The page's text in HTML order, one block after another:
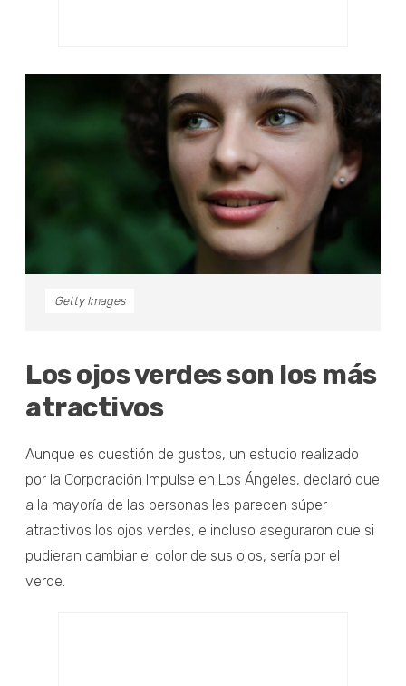
Getty Images
Los ojos verdes son los más
atractivos
Aunque es cuestión de gustos, un estudio realizado
por la Corporación Impulse en Los Ángeles, declaró que
a la mayoría de las personas les parecen súper
atractivos los ojos verdes, e incluso aseguraron que si
pudieran cambiar el color de sus ojos, sería por el
verde.